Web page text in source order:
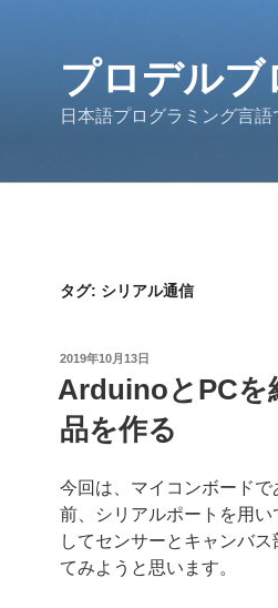
プロデルブ
日本語プログラミング言
タグ: シリアル通信
投
日:
2019年10月13日
ArduinoとPCを
品を作る
今回は、マイコンボード
前、シリアルポートを用
してセンサーとキャンバ
てみようと思います。